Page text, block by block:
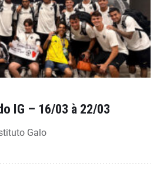
IG – 16/03 à 22/03
Galo